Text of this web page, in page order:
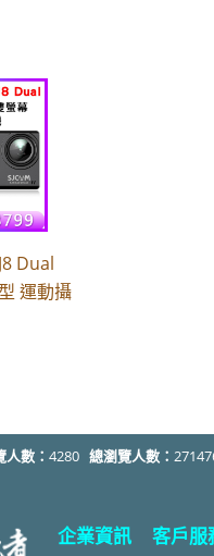
Dual
運動攝
數： 4280 總瀏覽人數：
企業資訊 客戶服